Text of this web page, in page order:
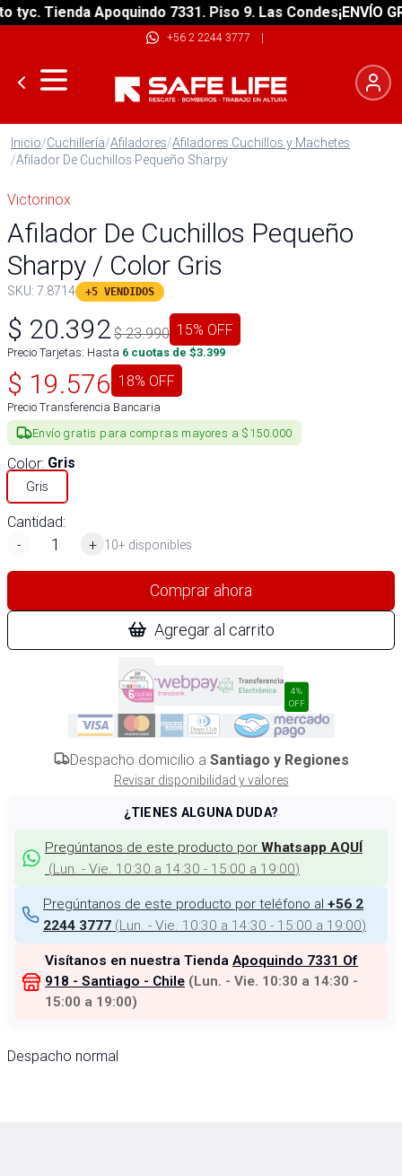
Tienda Apoquindo 7331. Piso 9. Las Condes¡ENVÍO
+56 2 2244 3777 |
Inicio/Cuchillería/Afiladores/Afiladores Cuchillos y Machetes
/Afilador De Cuchillos Pequeño Sharpy
Victorinox
Afilador De Cuchillos Pequeño
Sharpy / Color Gris
SKU: 7.8714 +5 VENDIDOS
$ 20.392 $23.990 15% OFF
Precio Tarjetas: Hasta 6 cuotas de $3.399
$ 19.576 18% OFF
Precio Transferencia Bancaria
Envío gratis para compras mayores a $150.000
Color: Gris
Gris
Cantidad:
-
+ 10+ disponibles
Comprar ahora
Agregar al carrito
4%
OFF
Despacho domicilio a Santiago y Regiones
Revisar disponibilidad y valores
¿TIENES ALGUNA DUDA?
Pregúntanos de este producto por Whatsapp AQUÍ
(Lun. - Vie. 10:30 a 14:30 - 15:00 a 19:00)
Pregúntanos de este producto por teléfono al +56 2
2244 3777 (Lun. - Vie. 10:30 a 14:30 - 15:00 a 19:00)
Visítanos en nuestra Tienda Apoquindo 7331 Of
918 - Santiago - Chile (Lun. - Vie. 10:30 a 14:30 -
15:00 a 19:00)
Despacho normal